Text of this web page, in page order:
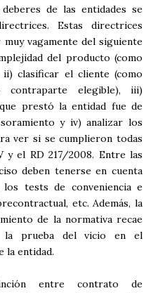
de las entidades se
Estas directrices
vagamente del siguiente
del producto (como
clasificar el cliente (como
contraparte elegible), iii)
prestó la entidad fue de
y iv) analizar los
ver si se cumplieron todas
y el RD 217/2008. Entre las
deben tenerse en cuenta
tests de conveniencia e
etc. Además, la
de la normativa recae
prueba del vicio en el
la entidad.
entre contrato de